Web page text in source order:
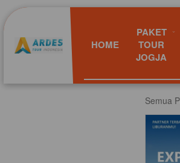
HOME
PAKET
TOUR
JOGJA
Semua